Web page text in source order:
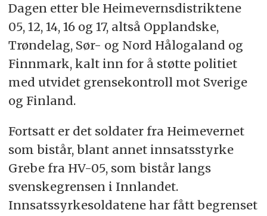
Dagen etter ble Heimevernsdistriktene
05, 12, 14, 16 og 17, altså Opplandske,
Trøndelag, Sør- og Nord Hålogaland og
Finnmark, kalt inn for å støtte politiet
med utvidet grensekontroll mot Sverige
og Finland.
Fortsatt er det soldater fra Heimevernet
som bistår, blant annet innsatsstyrke
Grebe fra HV-05, som bistår langs
svenskegrensen i Innlandet.
Innsatssyrkesoldatene har fått begrenset